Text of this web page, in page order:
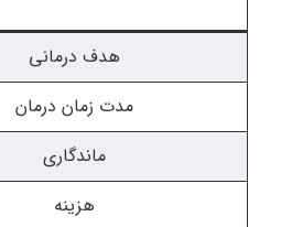
هدف درمانی
مدت زمان درمان
ماندگاری
هزینه